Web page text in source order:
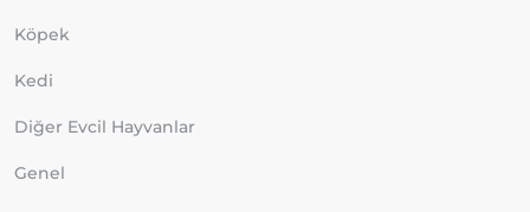
Köpek
Kedi
Diğer Evcil Hayvanlar
Genel